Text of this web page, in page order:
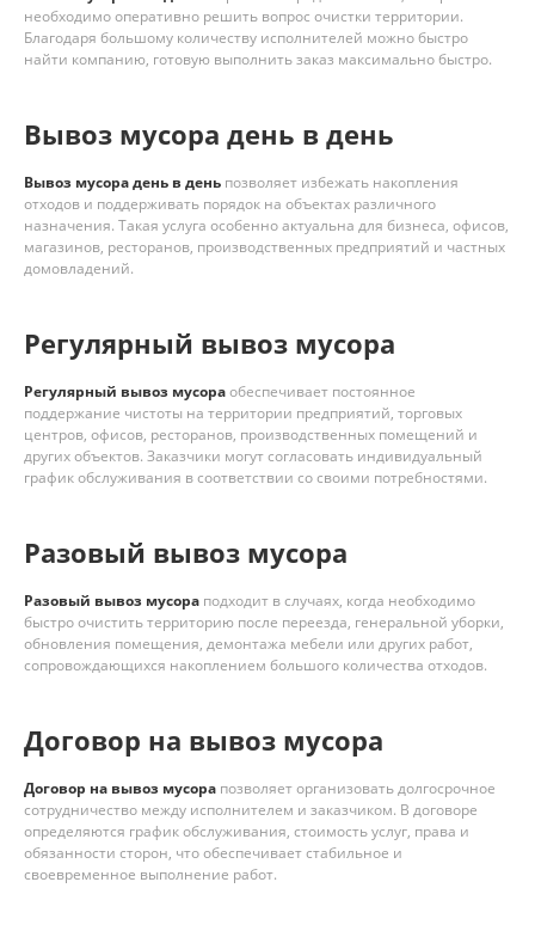
необходимо оперативно решить вопрос очистки территории.
Благодаря большому количеству исполнителей можно быстро
найти компанию, готовую выполнить заказ максимально быстро.
Вывоз мусора день в день
Вывоз мусора день в день позволяет избежать накопления
отходов и поддерживать порядок на объектах различного
назначения. Такая услуга особенно актуальна для бизнеса, офисов,
магазинов, ресторанов, производственных предприятий и частных
домовладений.
Регулярный вывоз мусора
Регулярный вывоз мусораобеспечивает постоянное
поддержание чистоты на территории предприятий, торговых
центров, офисов, ресторанов, производственных помещений и
других объектов. Заказчики могут согласовать индивидуальный
график обслуживания в соответствии со своими потребностями.
Разовый вывоз мусора
Разовый вывоз мусора подходит в случаях, когда необходимо
быстро очистить территорию после переезда, генеральной уборки,
обновления помещения, демонтажа мебели или других работ,
сопровождающихся накоплением большого количества отходов.
Договор на вывоз мусора
Договор на вывоз мусора позволяет организовать долгосрочное
сотрудничество между исполнителем и заказчиком. В договоре
определяются график обслуживания, стоимость услуг, права и
обязанности сторон, что обеспечивает стабильное и
своевременное выполнение работ.